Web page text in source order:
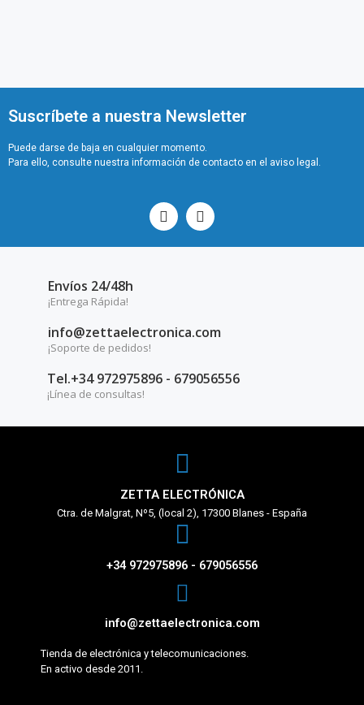
Suscríbete a nuestra Newsletter
Puede darse de baja en cualquier momento.
Para ello, consulte nuestra información de contacto en el aviso legal.
Envíos 24/48h
¡Entrega Rápida!
info@zettaelectronica.com
¡Soporte de pedidos!
Tel.+34 972975896 - 679056556
¡Línea de consultas!
ZETTA ELECTRÓNICA
Ctra. de Malgrat, Nº5, (local 2), 17300 Blanes - España
+34 972975896 - 679056556
info@zettaelectronica.com
Tienda de electrónica y telecomunicaciones.
En activo desde 2011.